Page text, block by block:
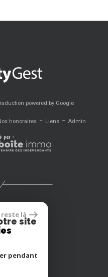
powered by Google
honoraires- Liens- Admin
vacances
reste là
site
pendant